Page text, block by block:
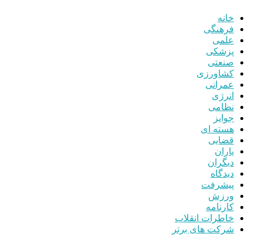
خانه
فرهنگی
علمی
پزشکی
صنعتی
کشاورزی
عمرانی
انرژی
نظامی
جوایز
هسته ای
قضایی
یاران
دیگران
دیدگاه
پیشرفت
ورزش
کارنامه
خاطرات انقلاب
شرکت های برتر